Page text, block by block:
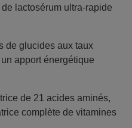
lactosérum ultra-rapide
de glucides aux taux
apport énergétique
de 21 acides aminés,
complète de vitamines